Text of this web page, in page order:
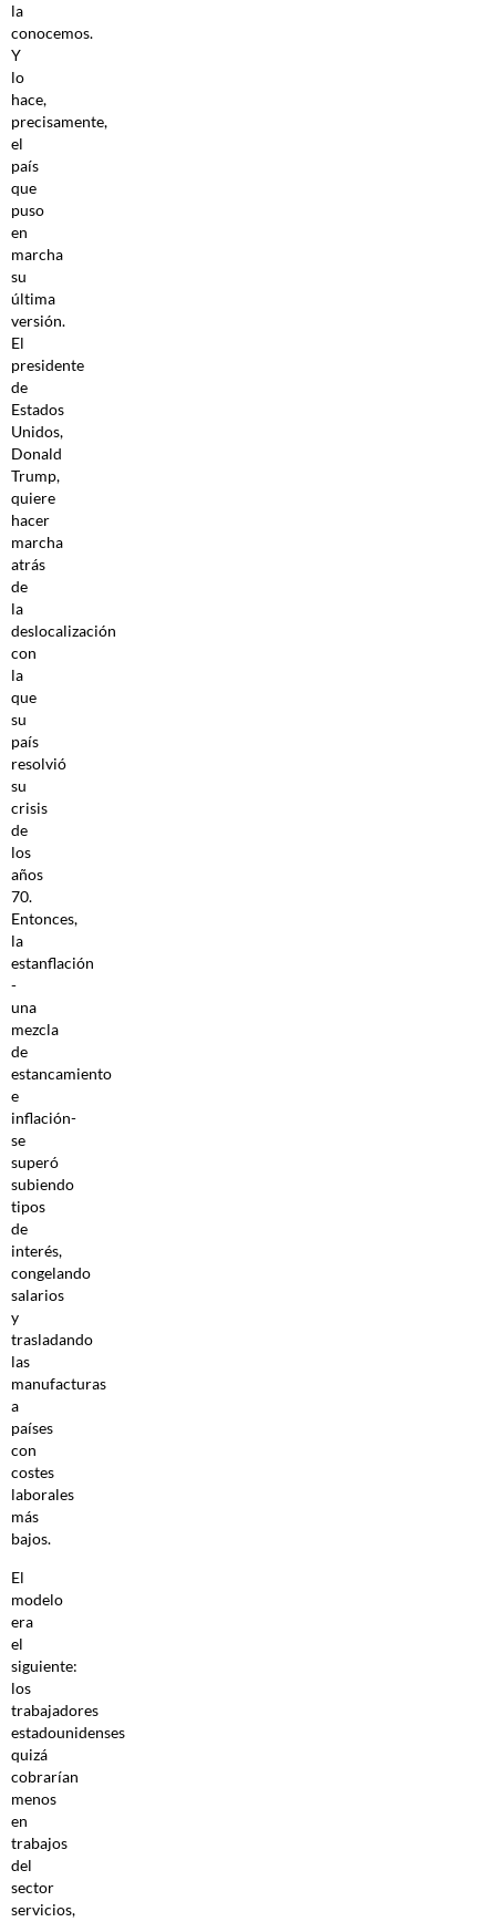
la
conocemos.
Y
lo
hace,
precisamente,
el
país
que
puso
en
marcha
su
última
versión.
El
presidente
de
Estados
Unidos,
Donald
Trump,
quiere
hacer
marcha
atrás
de
la
deslocalización
con
la
que
su
país
resolvió
su
crisis
de
los
años
70.
Entonces,
la
estanflación
-
una
mezcla
de
estancamiento
e
inflación-
se
superó
subiendo
tipos
de
interés,
congelando
salarios
y
trasladando
las
manufacturas
a
países
con
costes
laborales
más
bajos.
El
modelo
era
el
siguiente:
los
trabajadores
estadounidenses
quizá
cobrarían
menos
en
trabajos
del
sector
servicios,